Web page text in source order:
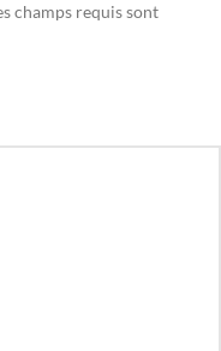
champs requis sont